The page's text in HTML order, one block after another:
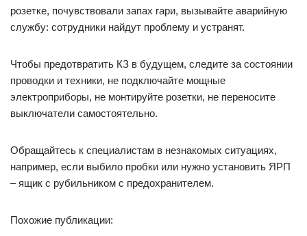
розетке, почувствовали запах гари, вызывайте аварийную
службу: сотрудники найдут проблему и устранят.
Чтобы предотвратить КЗ в будущем, следите за состоянии
проводки и техники, не подключайте мощные
электроприборы, не монтируйте розетки, не переносите
выключатели самостоятельно.
Обращайтесь к специалистам в незнакомых ситуациях,
например, если выбило пробки или нужно установить ЯРП
– ящик с рубильником с предохранителем.
Похожие публикации: